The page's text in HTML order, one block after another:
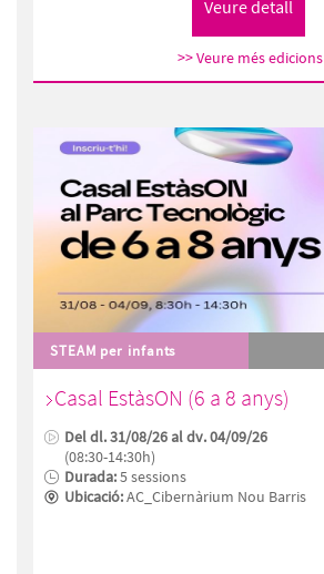
>> Veure més edicions
STEAM per infants
Casal EstàsON (6 a 8 anys)
Del dl. 31/08/26 al dv. 04/09/26
(08:30-14:30h)
Durada:5 sessions
Ubicació:AC_Cibernàrium Nou Barris